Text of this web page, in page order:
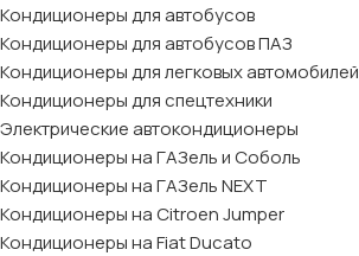
Кондиционеры для автобусов
Кондиционеры для автобусов ПАЗ
Кондиционеры для легковых автомобилей
Кондиционеры для спецтехники
Электрические автокондиционеры
Кондиционеры на ГАЗель и Соболь
Кондиционеры на ГАЗель NEXT
Кондиционеры на Citroen Jumper
Кондиционеры на Fiat Ducato